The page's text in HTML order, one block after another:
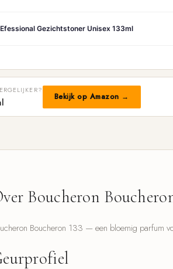
Gezichtstoner Unisex 133ml
Bekijk op Amazon →
Boucheron
Boucheron 133 — een bloemig parfum